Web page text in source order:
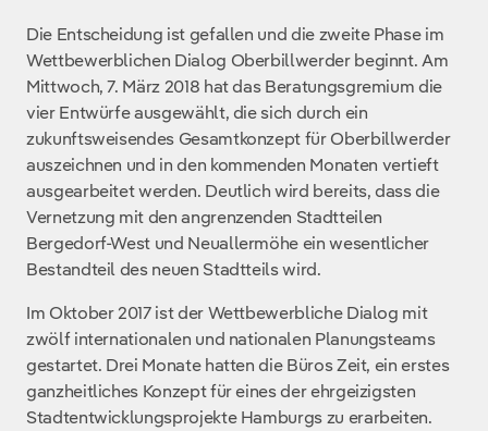
Die Entscheidung ist gefallen und die zweite Phase im
Wettbewerblichen Dialog Oberbillwerder beginnt. Am
Mittwoch, 7. März 2018 hat das Beratungsgremium die
vier Entwürfe ausgewählt, die sich durch ein
zukunftsweisendes Gesamtkonzept für Oberbillwerder
auszeichnen und in den kommenden Monaten vertieft
ausgearbeitet werden. Deutlich wird bereits, dass die
Vernetzung mit den angrenzenden Stadtteilen
Bergedorf-West und Neuallermöhe ein wesentlicher
Bestandteil des neuen Stadtteils wird.
Im Oktober 2017 ist der Wettbewerbliche Dialog mit
zwölf internationalen und nationalen Planungsteams
gestartet. Drei Monate hatten die Büros Zeit, ein erstes
ganzheitliches Konzept für eines der ehrgeizigsten
Stadtentwicklungsprojekte Hamburgs zu erarbeiten.